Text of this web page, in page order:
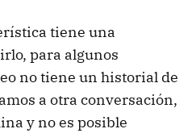
tiene una
para algunos
no tiene un historial de
a otra conversación,
y no es posible